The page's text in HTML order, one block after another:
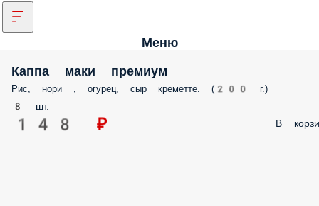
Меню
Каппа маки премиум
Рис, нори , огурец, сыр креметте. (200 г.)
8 шт.
148 ₽ В